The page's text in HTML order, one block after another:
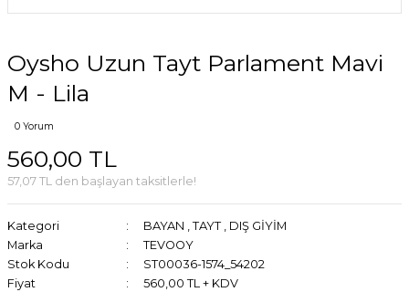
Oysho Uzun Tayt Parlament Mavi
M - Lila
0 Yorum
560,00 TL
57,07 TL den başlayan taksitlerle!
Kategori BAYAN , TAYT , DIŞ GİYİM
Marka
TEVOOY
Stok Kodu
ST00036-1574_54202
Fiyat
560,00 TL + KDV